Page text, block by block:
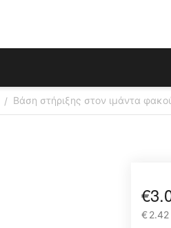
/ Βάση στήριξης στον ιμάντα
€
€2.42